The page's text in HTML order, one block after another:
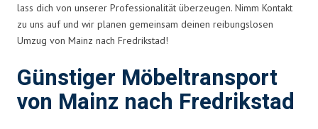
lass dich von unserer Professionalität überzeugen. Nimm Kontakt
zu uns auf und wir planen gemeinsam deinen reibungslosen
Umzug von Mainz nach Fredrikstad!
Günstiger Möbeltransport
von Mainz nach Fredrikstad